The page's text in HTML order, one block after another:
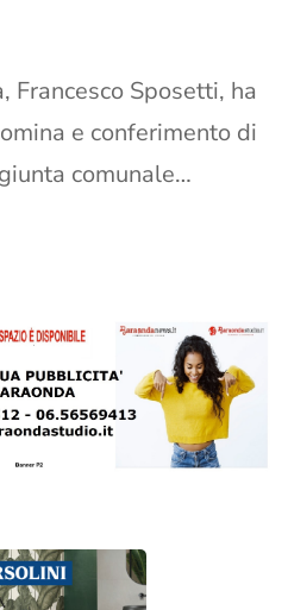
Francesco Sposetti, ha
e conferimento di
comunale…